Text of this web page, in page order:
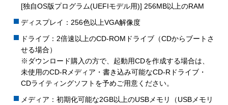
[独自OS版プログラム(UEFIモデル用)] 256MB以上のRAM
ディスプレイ：256色以上VGA解像度
ドライブ：2倍速以上のCD-ROMドライブ（CDからブートさ
せる場合）
※ダウンロード購入の方で、起動用CDを作成する場合は、
未使用のCD-Rメディア・書き込み可能なCD-Rドライブ・
CDライティングソフトを予めご用意ください。
メディア：初期化可能な2GB以上のUSBメモリ（USBメモリ